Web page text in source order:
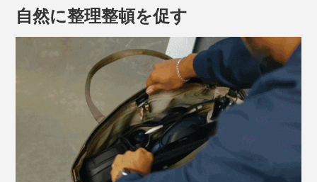
自然に整理整頓を促す